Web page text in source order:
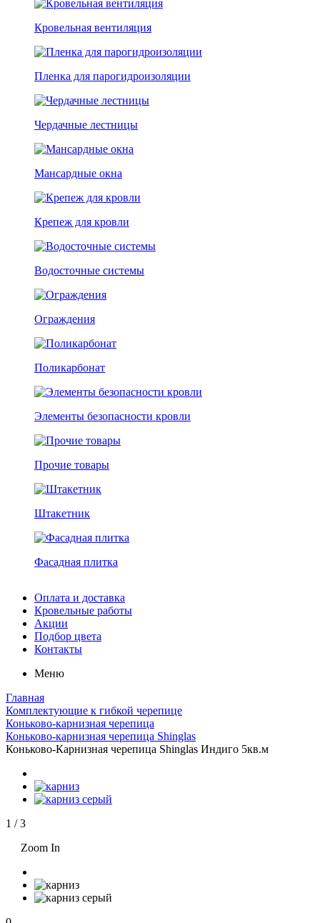
Кровельная вентиляция
Пленка для парогидроизоляции
Чердачные лестницы
Мансардные окна
Крепеж для кровли
Водосточные системы
Ограждения
Поликарбонат
Элементы безопасности кровли
Прочие товары
Штакетник
Фасадная плитка
Оплата и доставка
Кровельные работы
Акции
Подбор цвета
Контакты
Меню
Главная
Комплектующие к гибкой черепице
Коньково-карнизная черепица
Коньково-карнизная черепица Shinglas
Коньково-Карнизная черепица Shinglas Индиго 5кв.м
1 /3
Zoom In